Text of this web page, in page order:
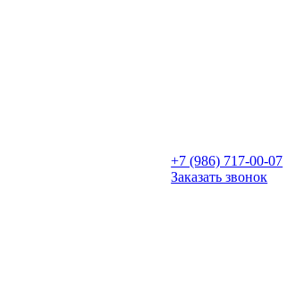
+7 (986) 717-00-07
Заказать звонок